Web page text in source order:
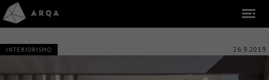
INTERIORISMO 26.9.2019